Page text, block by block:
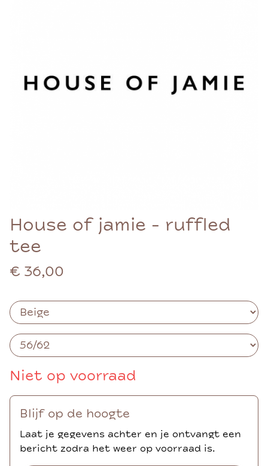
House of jamie - ruffled
tee
€ 36,00
Niet op voorraad
Blijf op de hoogte
Laat je gegevens achter en je ontvangt een
bericht zodra het weer op voorraad is.